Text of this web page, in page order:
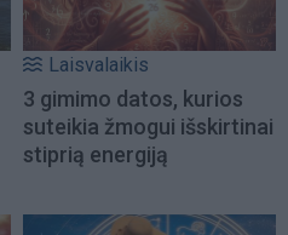
Laisvalaikis
3 gimimo datos, kurios
suteikia žmogui išskirtinai
stiprią energiją